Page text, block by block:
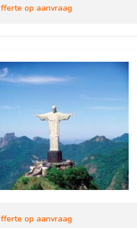
op aanvraag
op aanvraag